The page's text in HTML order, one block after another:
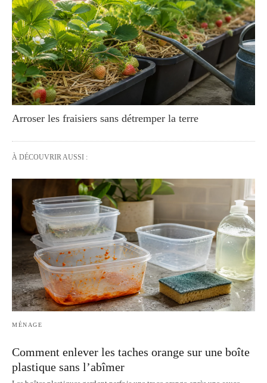
Arroser les fraisiers sans détremper la terre
À DÉCOUVRIR AUSSI :
MÉNAGE
Comment enlever les taches orange sur une boîte
plastique sans l’abîmer